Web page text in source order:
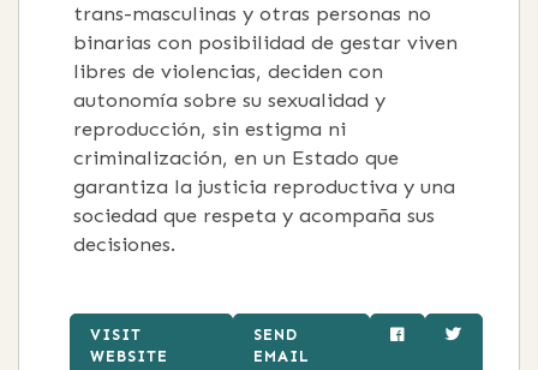
trans-masculinas y otras personas no
binarias con posibilidad de gestar viven
libres de violencias, deciden con
autonomía sobre su sexualidad y
reproducción, sin estigma ni
criminalización, en un Estado que
garantiza la justicia reproductiva y una
sociedad que respeta y acompaña sus
decisiones.
VISIT
WEBSITE
SEND
EMAIL